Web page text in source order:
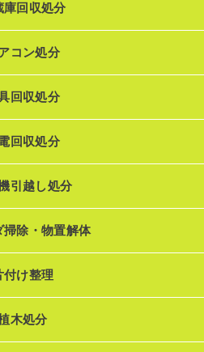
庫回収処分
コン処分
回収処分
回収処分
引越し処分
掃除・物置解体
付け整理
木処分